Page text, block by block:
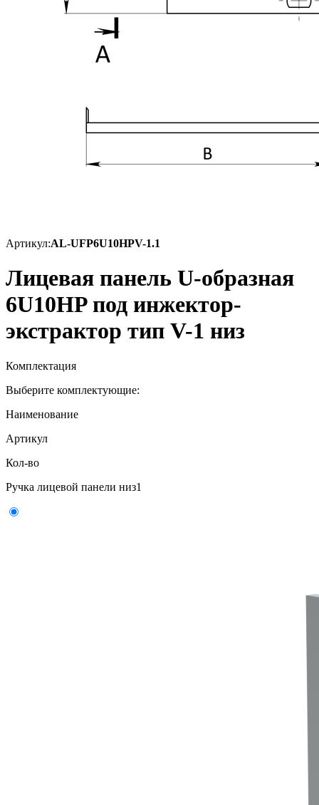
Артикул:AL-UFP6U10HPV-1.1
Лицевая панель U-образная
6U10HP под инжектор-
экстрактор тип V-1 низ
Комплектация
Выберите комплектующие:
Наименование
Артикул
Кол-во
Ручка лицевой панели низ1